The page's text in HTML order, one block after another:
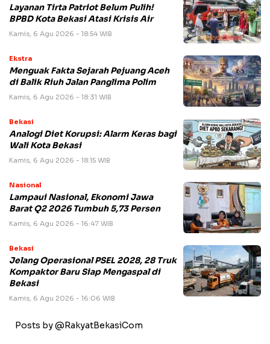
Layanan Tirta Patriot Belum Pulih!
BPBD Kota Bekasi Atasi Krisis Air
Kamis, 6 Agu 2026 - 18:54 WIB
Ekstra
Menguak Fakta Sejarah Pejuang Aceh
di Balik Riuh Jalan Panglima Polim
Kamis, 6 Agu 2026 - 18:31 WIB
Bekasi
Analogi Diet Korupsi: Alarm Keras bagi
Wali Kota Bekasi
Kamis, 6 Agu 2026 - 18:15 WIB
Nasional
Lampaui Nasional, Ekonomi Jawa
Barat Q2 2026 Tumbuh 5,73 Persen
Kamis, 6 Agu 2026 - 16:47 WIB
Bekasi
Jelang Operasional PSEL 2028, 28 Truk
Kompaktor Baru Siap Mengaspal di
Bekasi
Kamis, 6 Agu 2026 - 16:06 WIB
Posts by @RakyatBekasiCom